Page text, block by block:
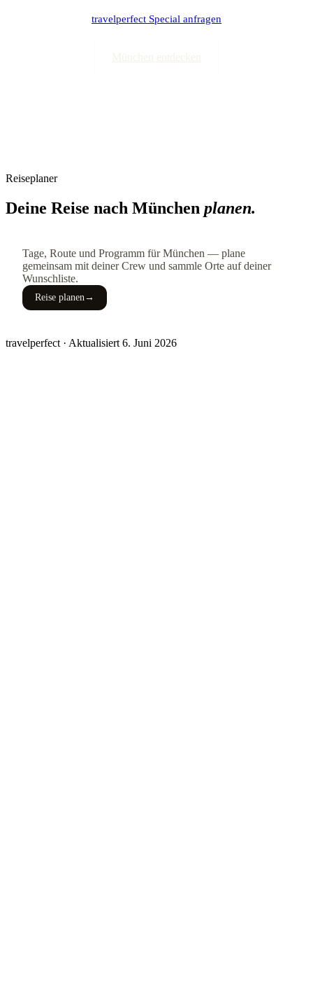
travelperfect Special anfragen
Reiseplaner
Deine Reise nach München planen.
Tage, Route und Programm für München — plane
gemeinsam mit deiner Crew und sammle Orte auf deiner
Wunschliste.
Reise planen→
travelperfect · Aktualisiert 6. Juni 2026